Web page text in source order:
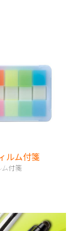
ルム付箋
ム付箋